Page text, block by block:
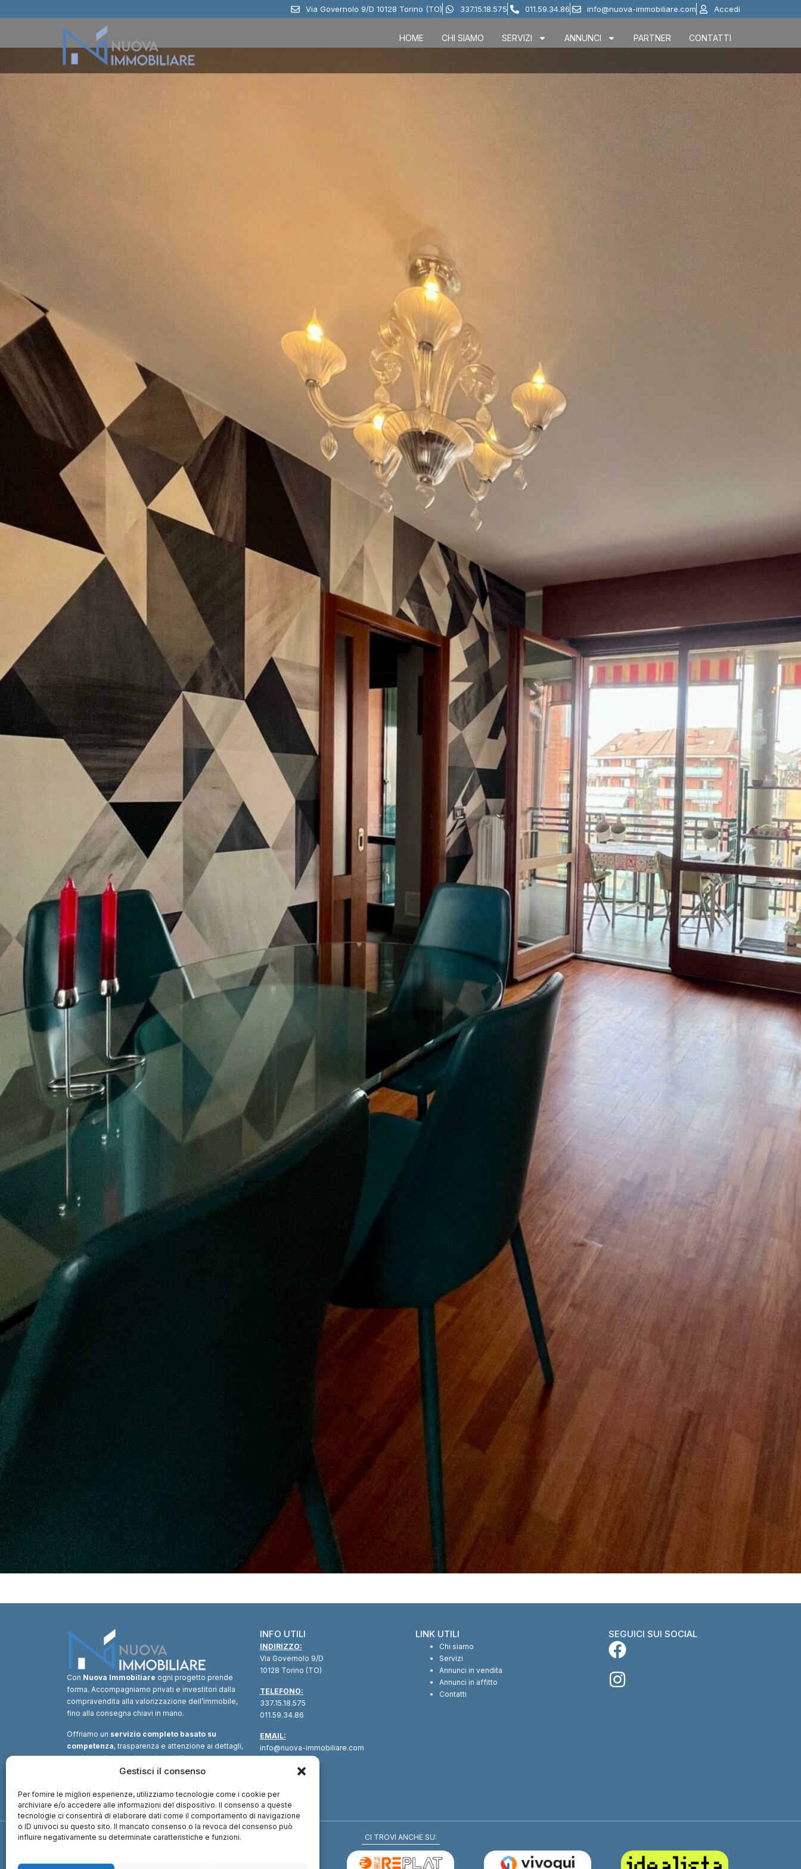
Gestisci il consenso
Per fornire le migliori esperienze, utilizziamo tecnologie come i cookie per
archiviare e/o accedere alle informazioni del dispositivo. Il consenso a queste
tecnologie ci consentirà di elaborare dati come il comportamento di navigazione
o ID univoci su questo sito. Il mancato consenso o la revoca del consenso può
influire negativamente su determinate caratteristiche e funzioni.
Via Governolo 9/D 10128 Torino (TO) 337.15.18.575 011.59.34.86 info@nuova-immobiliare.com Accedi
HOME CHI SIAMO SERVIZI ANNUNCI PARTNER CONTATTI
Con Nuova Immobiliare ogni progetto prende
forma. Accompagniamo privati e investitori dalla
compravendita alla valorizzazione dell’immobile,
fino alla consegna chiavi in mano.
Offriamo un servizio completo basato su
competenza, trasparenza e attenzione ai dettagli,
combinando consulenza immobiliare, supporto
tecnico e soluzioni finanziarie.Un unico
valore.
INFO UTILI
INDIRIZZO:
Via Governolo 9/D
10128 Torino (TO)
TELEFONO:
337.15.18.575
011.59.34.86
EMAIL:
info@nuova-immobiliare.com
LINK UTILI
Chi siamo
Servizi
Annunci in vendita
Annunci in affitto
Contatti
SEGUICI SUI SOCIAL
CI TROVI ANCHE SU: